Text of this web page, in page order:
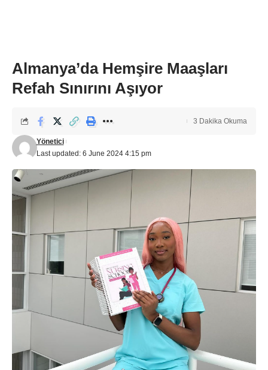
Almanya’da Hemşire Maaşları
Refah Sınırını Aşıyor
Last updated: 6 June 2024 4:15 pm
Yönetici
3 Dakika Okuma